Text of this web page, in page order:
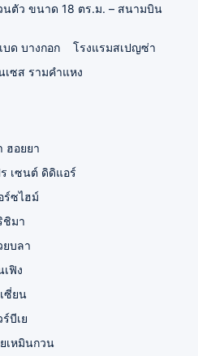
นตัว ขนาด 18 ตร.ม. – สนามบิน
ด บางกอก
โรงแรมสเปญซ่า
ซส รามคำแหง
ฮอยยา
เซนต์ ดิดิแอร์
ร์ซไฮม์
ชิมา
ยบลา
ฟิง
ซี่ยน
บีเย
เหมินกวน